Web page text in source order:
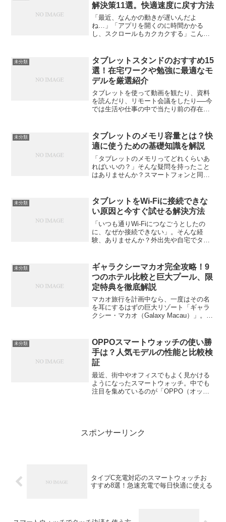
解決策11選。快適速度に戻す方法
「最近、なんかの動きが遅いんだよ
ね…」「アプリを開くのに時間かかる
し、スクロールもカクカクする」こんな
てきて、「もう買い替え時かな…」って
悩んだ経験があります。でも待っ...
未分類
タブレットスタンドのおすすめ15
選！在宅ワークや勉強に最適なモ
デルを厳選紹介
タブレットを使って動画を観たり、資料
を読んだり、リモート会議をしたり──今
では生活や仕事の中で当たり前の存在に
感じたことはありませんか？そんなとき
に役立つのがタブレット...
未分類
タブレットのメモリ容量とは？快
適に使うための基礎知識を解説
「タブレットのメモリってどれくらいあ
ればいいの？」そんな疑問を持ったこと
はありませんか？スマートフォンと同じ
でも、「ストレージと何が違うの？」
「数字が大きければいいの...
未分類
タブレットをWi-Fiに接続できな
い原因と今すぐ試せる解決方法
「いつも通りWi-Fiにつなごうとしたの
に、なぜか接続できない」。そんな経
験、ありませんか？外出先や自宅でタブ
す。この記事では、タブレットがWi-Fiに
接続できないとき...
未分類
ギャラクシーマカオ完全攻略！9
つのホテル比較と巨大プール、限
定特典を徹底解説
マカオ旅行を計画中なら、一度はその名
を耳にするはずの巨大リゾート「ギャラ
クシー・マカオ（Galaxy Macau）」。黄
予約しようとすると「敷地内にホテルが
多すぎてどこ...
未分類
OPPOスマートウォッチの使い勝
手は？人気モデルの性能と比較検
証
最近、街中やオフィスでもよく見かける
ようになったスマートウォッチ。中でも
注目を集めているのが「OPPO（オッ
スポンサーリンク
タイプC充電対応のスマートウォッチお
すすめ8選！急速充電で毎日快適に使える